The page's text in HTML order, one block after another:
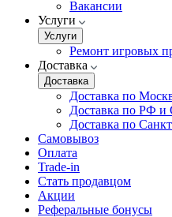
Вакансии
Услуги
Услуги
Ремонт игровых
Доставка
Доставка
Доставка по
Доставка по РФ
Доставка по
Самовывоз
Оплата
Trade-in
Стать продавцом
Акции
Реферальные бонусы